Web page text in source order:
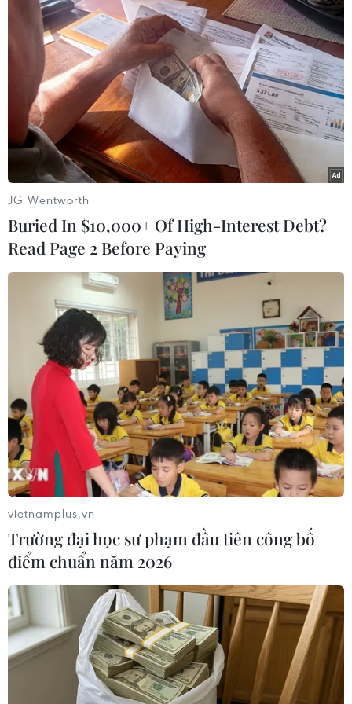
Ôtô Trung Quốc có tạo nên “làn sóng
tràn” tại châu Âu?
04/08/2026 00:17
Châu Phi tận dụng lợi thế quang điện
cho ngành xe điện
03/08/2026 09:46
Thiếu tài xế, khoảng 25-30% xe đầu
kéo phải nằm bãi
02/08/2026 09:42
Chiêm ngưỡng những mẫu
xe hiếm tại Triển lãm ProDvizhenie-
2026 ở Nga
31/07/2026 01:51
Toyota giữ vững vị trí hãng xe bán
chạy nhất toàn cầu trong 7 năm liên
đang gây áp lực lên các đối thủ Anh
30/07/2026 03:59
Pin xe điện - lời giải của bài toán
JG Wentworth
Buried In $10,000+ Of High-Interest Debt?
Read Page 2 Before Paying
vietnamplus.vn
Trường đại học sư phạm đầu tiên công bố
điểm chuẩn năm 2026